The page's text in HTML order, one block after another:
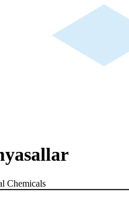
Chemicals